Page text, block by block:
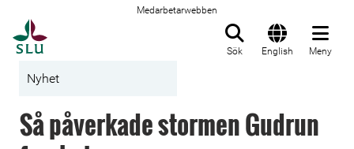
Medarbetarwebben
Sök English Meny
Nyhet
Så påverkade stormen Gudrun